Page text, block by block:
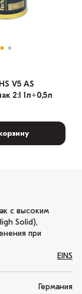
V5 AS
2:1 1л+0,5л
с высоким
Solid),
при
EINS
Германия